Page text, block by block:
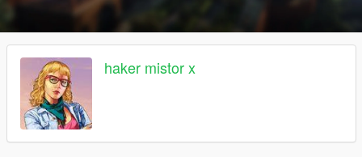
haker mistor x